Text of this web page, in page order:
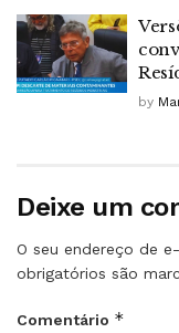
by
Deixe um
O seu endereço de
obrigatórios são
Comentário *